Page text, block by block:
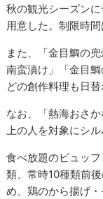
秋の観光シーズン
用意した。制限時間
また、「金目鯛の
南蛮漬け」「金目
どの創作料理も日
なお、「熱海おさ
上の人を対象にシル
食べ放題のビュッ
類、常時10種類前
め、鶏のから揚げ